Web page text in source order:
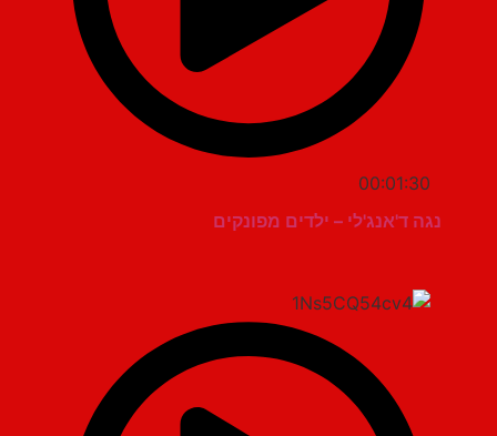
00:01:30
נגה ד'אנג'לי – ילדים מפונקים